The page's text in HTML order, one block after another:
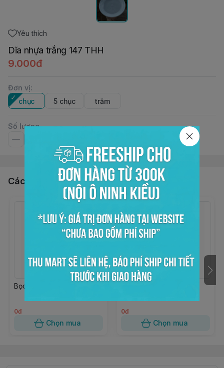
Yêu thích
Dĩa nhựa trắng 147 THH
9.000đ
Đơn vị:
chục
5 chục trăm
Số lượng
Các sản phẩm, dịch vụ khác
Bọc kiếng trong 15x20
0đ
Chọn mua
0đ
Chọn mua